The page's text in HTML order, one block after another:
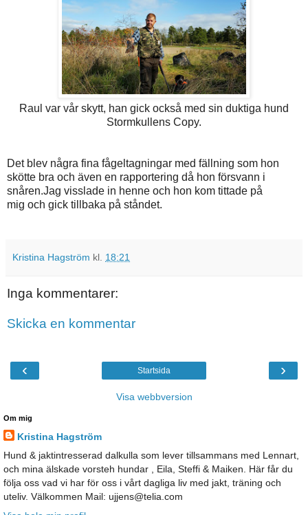
Raul var vår skytt, han gick också med sin duktiga hund
Stormkullens Copy.
Det blev några fina fågeltagningar med fällning som hon
skötte bra och även en rapportering då hon försvann i
snåren.Jag visslade in henne och hon kom tittade på
mig och gick tillbaka på ståndet.
Kristina Hagström kl. 18:21
Inga kommentarer:
Skicka en kommentar
‹ ›
Startsida
Visa webbversion
Om mig
Kristina Hagström
Hund & jaktintresserad dalkulla som lever tillsammans med Lennart,
och mina älskade vorsteh hundar , Eila, Steffi & Maiken. Här får du
följa oss vad vi har för oss i vårt dagliga liv med jakt, träning och
uteliv. Välkommen Mail: ujjens@telia.com